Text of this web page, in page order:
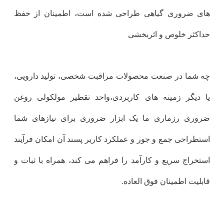
های ضروری گیاهی طراحی شده است، اطمینان از حفظ
حداکثر خلوص و اثربخشی
چه شما در صنعت محصولات مراقبت شخصی، تولید دارویی،
یا دیگر زمینه های کاربردی،واحد تقطیر مولکولی روغن
ضروری رزماری ما یک ابزار ضروری برای نیازهای شما
استطراحی جمع و جور و عملکرد کاربر پسند آن امکان فرآیند
استخراج سریع و کارآمد را فراهم می کند، همراه با ثبات و
قابلیت اطمینان فوق العاده.